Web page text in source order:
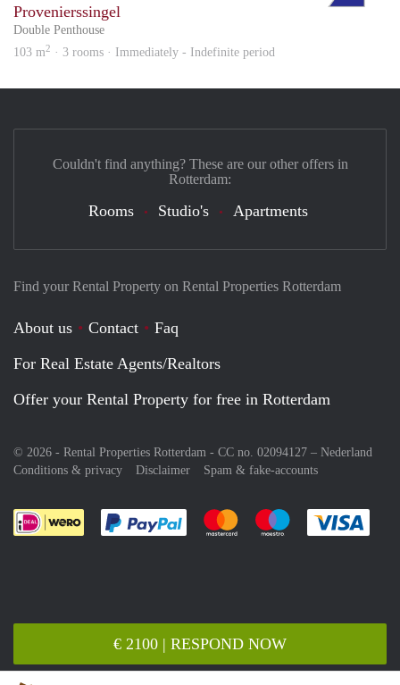
€ 2100 | RESPOND NOW
Provenierssingel
Double Penthouse
103 m2 · 3 rooms · Immediately - Indefinite period
Find your Rental Property on Rental Properties Rotterdam
About us Contact
Faq
For Real Estate Agents/Realtors
Offer your Rental Property for free in Rotterdam
© 2026 - Rental Properties Rotterdam - CC no. 02094127 – Nederland
Conditions & privacy
Disclaimer Spam & fake-accounts
Pay easily with :payment method
Pay easily with :payment
Pay easily with
Couldn't find anything? These are our other offers in
Rotterdam:
Rooms Studio's Apartments